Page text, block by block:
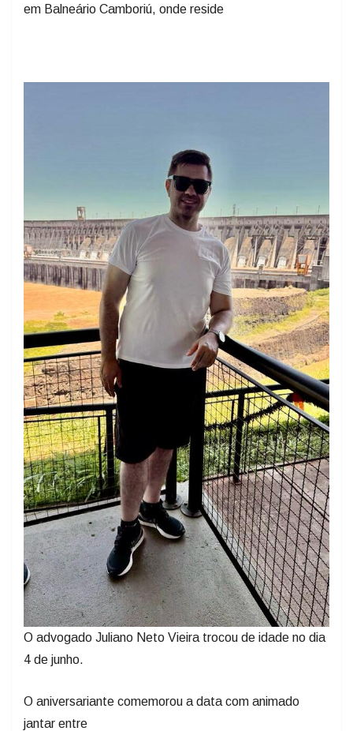
em Balneário Camboriú, onde reside
O advogado Juliano Neto Vieira trocou de idade no dia
4 de junho.
O aniversariante comemorou a data com animado
jantar entre